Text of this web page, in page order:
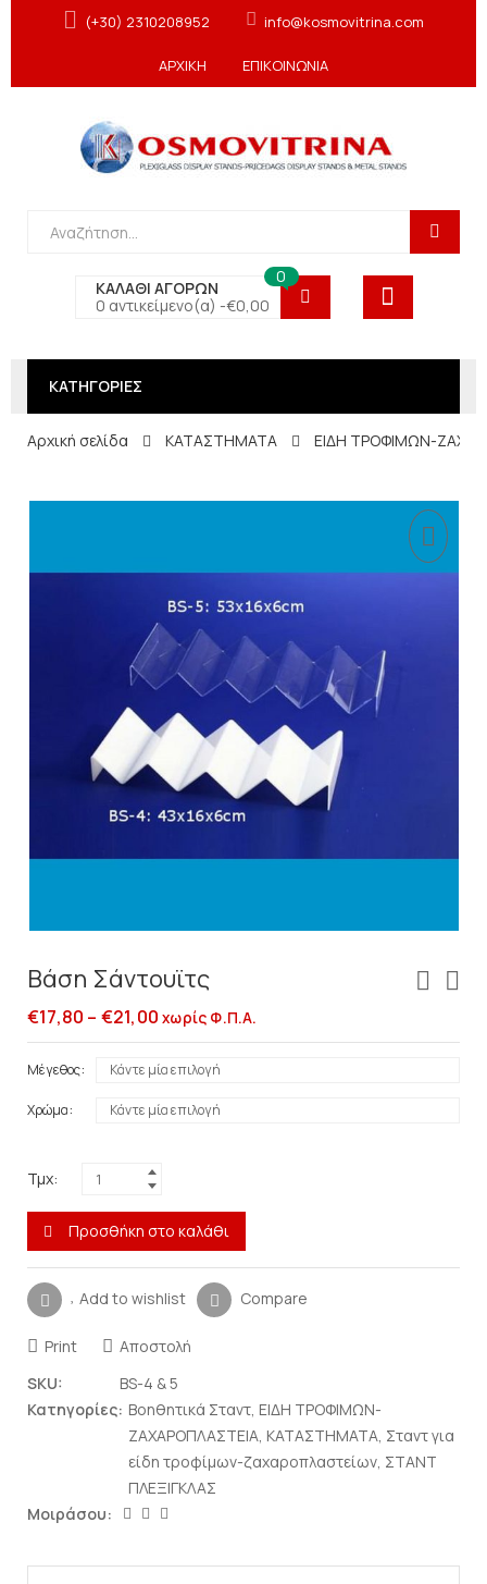
(+30) 2310208952 info@kosmovitrina.com
ΑΡΧΙΚΗ ΕΠΙΚΟΙΝΩΝΙΑ
ΚΑΛΑΘΙ ΑΓΟΡΩΝ
0 αντικείμενο(α) -€0,00
0
ΚΑΤΗΓΟΡΙΕΣ
Αρχική σελίδα ΚΑΤΑΣΤΗΜΑΤΑ ΕΙΔΗ ΤΡΟΦΙΜΩΝ-
Βάση Σάντουϊτς
€17,80 – €21,00 χωρίς Φ.Π.Α.
Μέγεθος
Χρώμα
Τμχ:
Προσθήκη στο καλάθι
Add to wishlist Compare
Print
Αποστολή
SKU:
BS-4 & 5
Κατηγορίες: Βοηθητικά Σταντ, ΕΙΔΗ ΤΡΟΦΙΜΩΝ-
ΖΑΧΑΡΟΠΛΑΣΤΕΙΑ, ΚΑΤΑΣΤΗΜΑΤΑ, Σταντ για
είδη τροφίμων-ζαχαροπλαστείων, ΣΤΑΝΤ
ΠΛΕΞΙΓΚΛΑΣ
Μοιράσου: